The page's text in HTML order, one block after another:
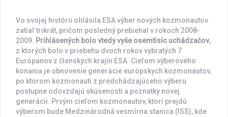
Vo svojej histórii ohlásila ESA výber nových kozmonautov
zatiaľ trikrát, pričom posledný prebiehal v rokoch 2008-
2009. Prihlásených bolo vtedy vyše osemtisíc uchádzačov,
z ktorých bolo v priebehu dvoch rokov vybratých 7
Európanov z členských krajín ESA. Cieľom výberového
konania je obnovenie generácie európskych kozmonautov,
po ktorom kozmonauti z predchádzajúceho výberu
postupne odovzdajú skúsenosti a poznatky novej
generácii. Prvým cieľom kozmonautov, ktorí prejdú
výberom bude Medzinárodná vesmírna stanica (ISS), kde